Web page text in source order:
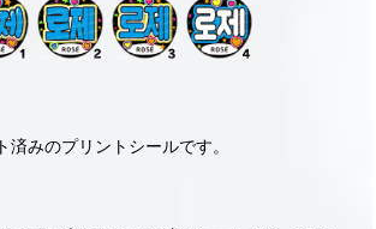
済みのプリントシールです。